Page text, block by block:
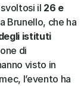
il 26 e
Brunello, che ha
istituti
di
visto in
l’evento ha